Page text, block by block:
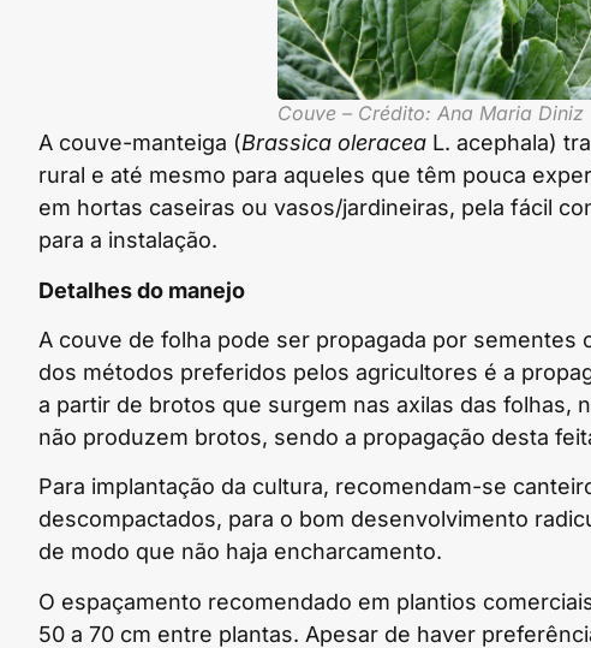
Couve – Crédito: Ana Maria Diniz
A couve-manteiga (Brassica oleracea L. acephala)
rural e até mesmo para aqueles que têm pouca
em hortas caseiras ou vasos/jardineiras, pela fácil
para a instalação.
Detalhes do manejo
A couve de folha pode ser propagada por sementes
dos métodos preferidos pelos agricultores é a
a partir de brotos que surgem nas axilas das folhas,
não produzem brotos, sendo a propagação desta
Para implantação da cultura, recomendam-se
descompactados, para o bom desenvolvimento
de modo que não haja encharcamento.
O espaçamento recomendado em plantios
50 a 70 cm entre plantas. Apesar de haver